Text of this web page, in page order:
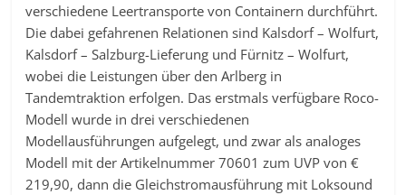
verschiedene Leertransporte von Containern durchführt.
Die dabei gefahrenen Relationen sind Kalsdorf – Wolfurt,
Kalsdorf – Salzburg-Lieferung und Fürnitz – Wolfurt,
wobei die Leistungen über den Arlberg in
Tandemtraktion erfolgen. Das erstmals verfügbare Roco-
Modell wurde in drei verschiedenen
Modellausführungen aufgelegt, und zwar als analoges
Modell mit der Artikelnummer 70601 zum UVP von €
219,90, dann die Gleichstromausführung mit Loksound